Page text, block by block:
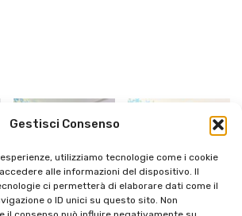
Gestisci Consenso
utilizziamo tecnologie come i cookie
alle informazioni del dispositivo. Il
ci permetterà di elaborare dati come il
o ID unici su questo sito. Non